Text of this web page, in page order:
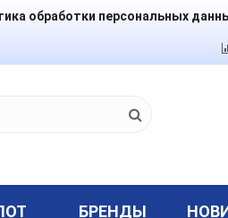
обработки персональных
БРЕНДЫ